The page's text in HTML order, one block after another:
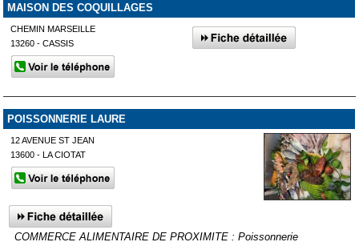
MAISON DES COQUILLAGES
CHEMIN MARSEILLE
13260 - CASSIS
POISSONNERIE LAURE
12 AVENUE ST JEAN
13600 - LA CIOTAT
COMMERCE ALIMENTAIRE DE PROXIMITE : Poissonnerie